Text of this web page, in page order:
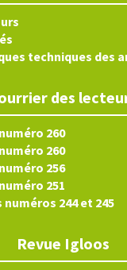
techniques des
des
260
260
256
251
numéros 244 et 245
Revue Igloos